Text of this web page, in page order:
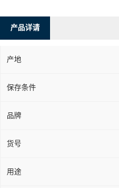
产品详请
产地
保存条件
品牌
货号
用途